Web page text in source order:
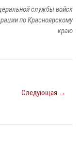
службы войск
по Красноярскому
краю
Следующая →